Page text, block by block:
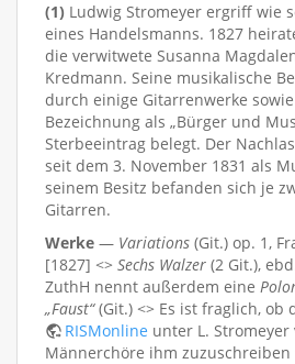
(1) Ludwig Stromeyer ergriff wie
eines Handelsmanns. 1827
die verwitwete Susanna
Kredmann. Seine musikalische
durch einige Gitarrenwerke
Bezeichnung als „Bürger und
Sterbeeintrag belegt. Der
seit dem 3. November 1831 als
seinem Besitz befanden sich je
Gitarren.
Werke — Variations (Git.) op. 1,
[1827] <> Sechs Walzer (2 Git.),
ZuthH nennt außerdem eine
„Faust“(Git.) <> Es ist fraglich, ob
RISMonline unter L.
Männerchöre ihm zuzuschreiben